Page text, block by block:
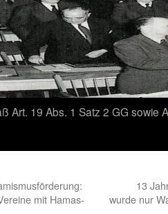
Art. 19 Abs. 1 Satz 2 GG sowie
mit Hamas-
13
wurde nur